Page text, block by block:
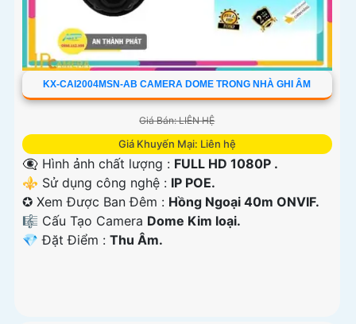
KX-CAI2004MSN-AB CAMERA DOME TRONG NHÀ GHI ÂM
Giá Bán: LIÊN HỆ
Giá Khuyến Mại: Liên hệ
👁️‍🗨 Hình ảnh chất lượng : FULL HD 1080P .
⚜️ Sử dụng công nghệ : IP POE.
✪ Xem Được Ban Đêm : Hồng Ngoại 40m ONVIF.
🎼️ Cấu Tạo Camera Dome Kim loại.
️💎 Đặt Điểm : Thu Âm.